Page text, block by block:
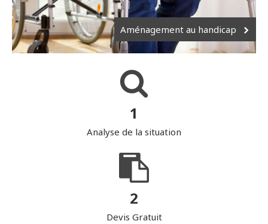
Aménagement au handicap
1
Analyse de la situation
2
Devis Gratuit